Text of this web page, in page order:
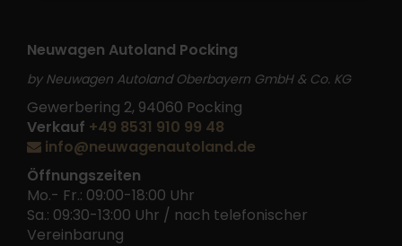
Neuwagen Autoland Pocking
by Neuwagen Autoland Oberbayern GmbH & Co. KG
Gewerbering 2, 94060 Pocking
Verkauf +49 8531 910 99 48
info@neuwagenautoland.de
Öffnungszeiten
Mo.- Fr.: 09:00-18:00 Uhr
Sa.: 09:30-13:00 Uhr / nach telefonischer
Vereinbarung